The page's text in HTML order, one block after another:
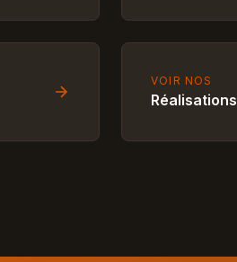
VOIR NOS
Réalisations